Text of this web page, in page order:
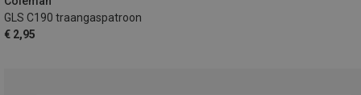
GLS C190 traangaspatroon
€ 2,95